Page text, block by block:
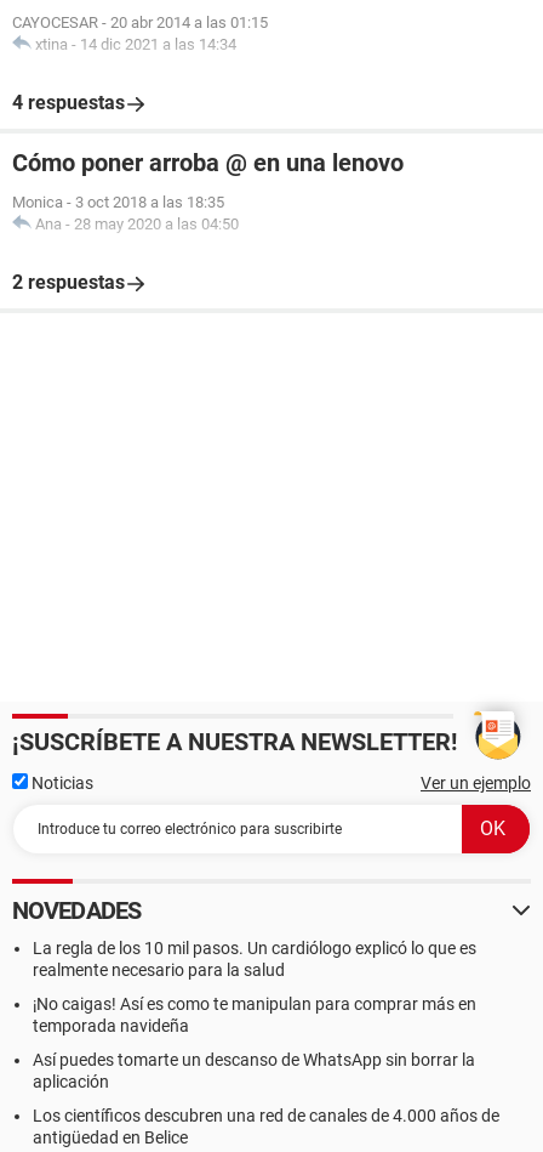
CAYOCESAR - 20 abr 2014 a las 01:15
xtina - 14 dic 2021 a las 14:34
4 respuestas
Cómo poner arroba @ en una lenovo
Monica - 3 oct 2018 a las 18:35
Ana - 28 may 2020 a las 04:50
2 respuestas
¡SUSCRÍBETE A NUESTRA NEWSLETTER!
Noticias Ver un ejemplo
NOVEDADES
La regla de los 10 mil pasos. Un cardiólogo explicó lo que es
realmente necesario para la salud
¡No caigas! Así es como te manipulan para comprar más en
temporada navideña
Así puedes tomarte un descanso de WhatsApp sin borrar la
aplicación
Los científicos descubren una red de canales de 4.000 años de
antigüedad en Belice